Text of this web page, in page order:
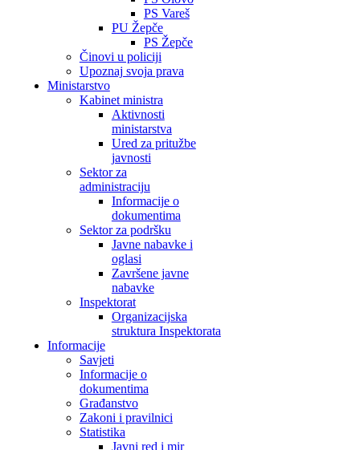
PS Vareš
PU Žepče
PS Žepče
Činovi u policiji
Upoznaj svoja prava
Ministarstvo
Kabinet ministra
Aktivnosti
ministarstva
Ured za pritužbe
javnosti
Sektor za
administraciju
Informacije o
dokumentima
Sektor za podršku
Javne nabavke i
oglasi
Završene javne
nabavke
Inspektorat
Organizacijska
struktura Inspektorata
Informacije
Savjeti
Informacije o
dokumentima
Građanstvo
Zakoni i pravilnici
Statistika
Javni red i mir